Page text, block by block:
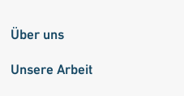
Über uns
Unsere Arbeit